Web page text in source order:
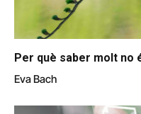
Per què saber molt no
Eva Bach